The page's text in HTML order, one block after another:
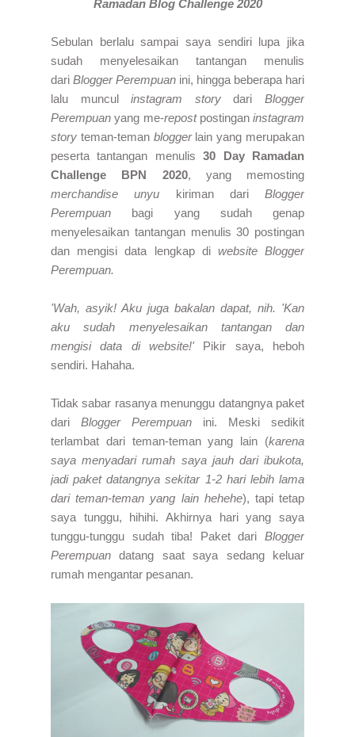
Ramadan Blog Challenge 2020
Sebulan berlalu sampai saya sendiri lupa jika
sudah menyelesaikan tantangan menulis
dari Blogger Perempuan ini, hingga beberapa hari
lalu munculinstagram storydariBlogger
Perempuan yang me-repost postingan instagram
story teman-teman blogger lain yang merupakan
peserta tantangan menulis30 Day Ramadan
Challenge BPN 2020, yang memosting
merchandise unyu kiriman dari Blogger
Perempuan bagi yang sudah genap
menyelesaikan tantangan menulis 30 postingan
dan mengisi data lengkap di website Blogger
Perempuan.
'Wah, asyik! Aku juga bakalan dapat, nih. 'Kan
aku sudah menyelesaikan tantangan dan
mengisi data di website!' Pikir saya, heboh
sendiri. Hahaha.
Tidak sabar rasanya menunggu datangnya paket
dari Blogger Perempuan ini. Meski sedikit
terlambat dari teman-teman yang lain (karena
saya menyadari rumah saya jauh dari ibukota,
jadi paket datangnya sekitar 1-2 hari lebih lama
dari teman-teman yang lain hehehe), tapi tetap
saya tunggu, hihihi. Akhirnya hari yang saya
tunggu-tunggu sudah tiba! Paket dari Blogger
Perempuandatang saat saya sedang keluar
rumah mengantar pesanan.